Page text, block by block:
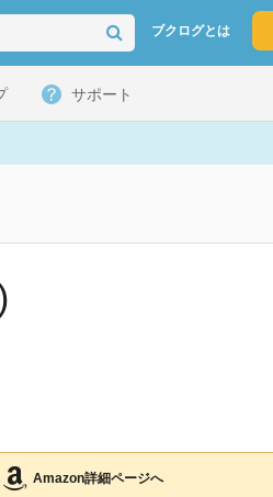
ブクログとは
サポート
Amazon詳細ページへ